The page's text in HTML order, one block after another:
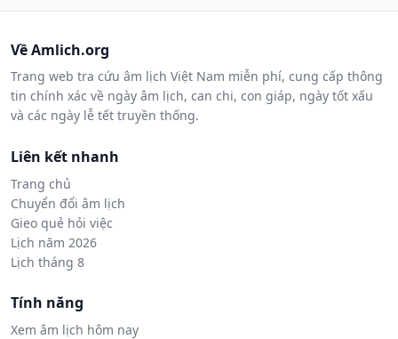
Về Amlich.org
Trang web tra cứu âm lịch Việt Nam miễn phí, cung cấp thông
tin chính xác về ngày âm lịch, can chi, con giáp, ngày tốt xấu
và các ngày lễ tết truyền thống.
Liên kết nhanh
Trang chủ
Chuyển đổi âm lịch
Gieo quẻ hỏi việc
Lịch năm 2026
Lịch tháng 8
Tính năng
Xem âm lịch hôm nay